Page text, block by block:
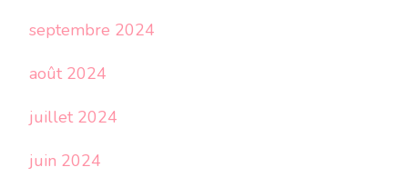
septembre 2024
août 2024
juillet 2024
juin 2024